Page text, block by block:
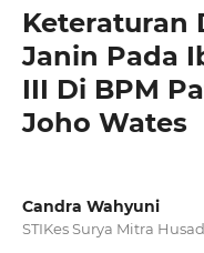
Keteraturan
Janin Pada
III Di BPM
Joho Wates
Candra Wahyuni
STIKes Surya Mitra